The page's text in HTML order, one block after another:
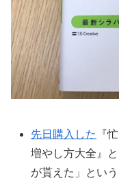
先日購入した
『
増やし方大全』
が貰えた」とい